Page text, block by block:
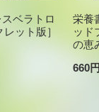
ベラトロ
ット版］
栄養
ッド
の恵
660円